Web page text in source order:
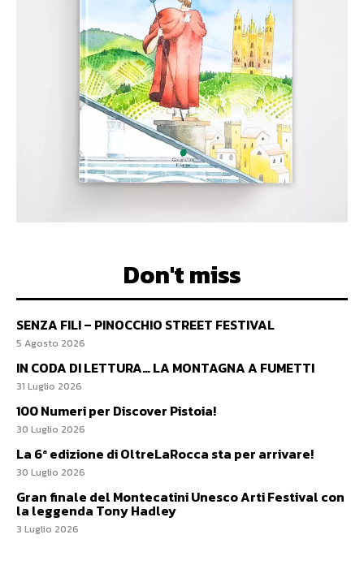
Don't miss
SENZA FILI – PINOCCHIO STREET FESTIVAL
5 Agosto 2026
IN CODA DI LETTURA… LA MONTAGNA A FUMETTI
31 Luglio 2026
100 Numeri per Discover Pistoia!
30 Luglio 2026
La 6ª edizione di OltreLaRocca sta per arrivare!
30 Luglio 2026
Gran finale del Montecatini Unesco Arti Festival con
la leggenda Tony Hadley
3 Luglio 2026